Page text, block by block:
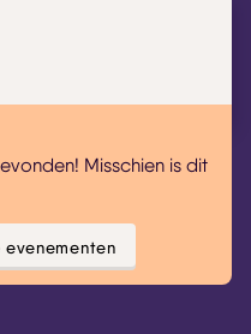
Misschien is dit